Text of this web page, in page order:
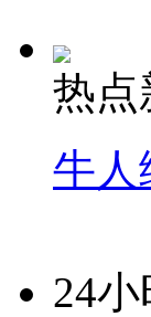
热点
牛人
24